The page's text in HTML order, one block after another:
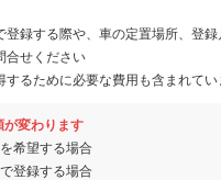
録する際や、車の定置場所、登
合せください
るために必要な費用も含まれてい
が変わります
希望する場合
登録する場合